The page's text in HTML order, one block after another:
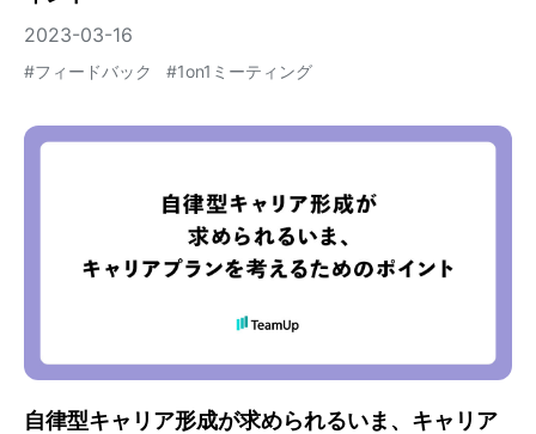
2023-03-16
#フィードバック #1on1ミーティング
自律型キャリア形成が求められるいま、キャリア